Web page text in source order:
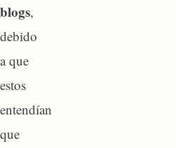
blogs,
debido
a que
estos
entendían
que